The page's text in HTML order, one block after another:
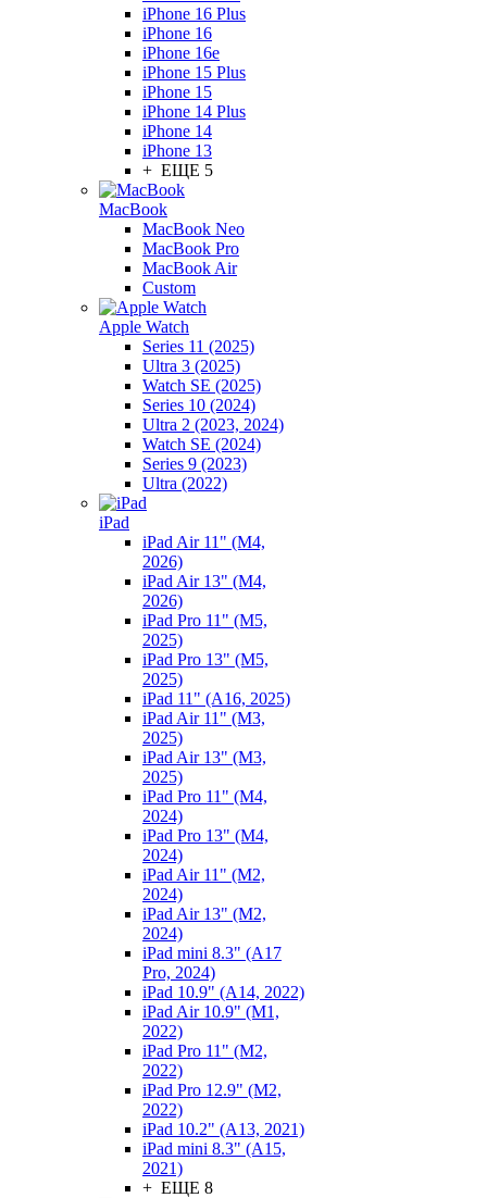
iPhone 16 Plus
iPhone 16
iPhone 16e
iPhone 15 Plus
iPhone 15
iPhone 14 Plus
iPhone 14
iPhone 13
+ ЕЩЕ 5
MacBook
MacBook Neo
MacBook Pro
MacBook Air
Custom
Apple Watch
Series 11 (2025)
Ultra 3 (2025)
Watch SE (2025)
Series 10 (2024)
Ultra 2 (2023, 2024)
Watch SE (2024)
Series 9 (2023)
Ultra (2022)
iPad
iPad Air 11" (M4,
2026)
iPad Air 13" (M4,
2026)
iPad Pro 11" (M5,
2025)
iPad Pro 13" (M5,
2025)
iPad 11" (A16, 2025)
iPad Air 11" (M3,
2025)
iPad Air 13" (M3,
2025)
iPad Pro 11" (M4,
2024)
iPad Pro 13" (M4,
2024)
iPad Air 11" (M2,
2024)
iPad Air 13" (M2,
2024)
iPad mini 8.3" (A17
Pro, 2024)
iPad 10.9" (A14, 2022)
iPad Air 10.9" (M1,
2022)
iPad Pro 11" (M2,
2022)
iPad Pro 12.9" (M2,
2022)
iPad 10.2" (A13, 2021)
iPad mini 8.3" (A15,
2021)
+ ЕЩЕ 8